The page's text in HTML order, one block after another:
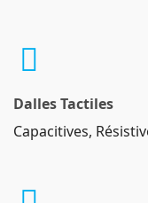
Dalles Tactiles
Capacitives,